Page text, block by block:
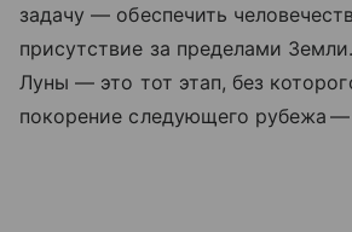
задачу — обеспечить
присутствие за пределами
Луны — это тот этап, без
покорение следующего рубежа